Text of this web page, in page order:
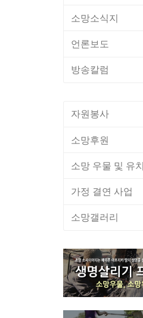
소망소식지
언론보도
방송칼럼
자원봉사
소망후원
소망 우물 및 유
가정 결연 사업
소망갤러리